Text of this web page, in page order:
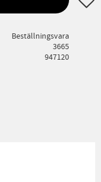
Beställningsvara
3665
947120